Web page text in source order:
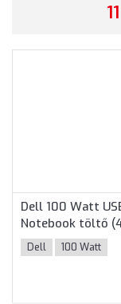
Dell 100 Watt
Notebook töltő
Dell 100 Watt